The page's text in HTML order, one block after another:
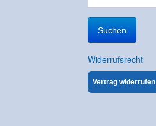
Suchen
nach:
Widerrufsrecht
Vertrag widerrufen